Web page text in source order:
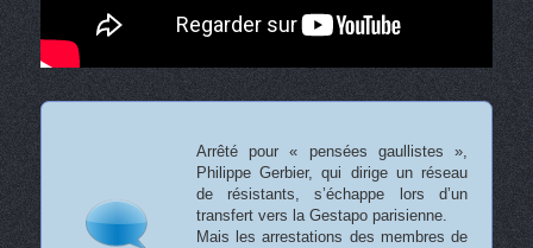
Arrêté pour « pensées gaullistes »,
Philippe Gerbier, qui dirige un réseau
de résistants, s’échappe lors d’un
transfert vers la Gestapo parisienne.
Mais les arrestations des membres de